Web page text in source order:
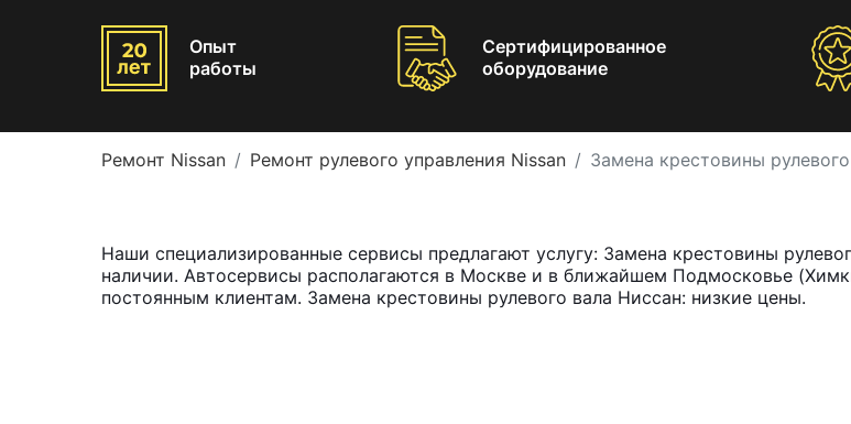
Опыт
работы
Сертифицированное
оборудование
Ремонт Nissan Ремонт рулевого управления Nissan Замена крестовины
Наши специализированные сервисы предлагают услугу: Замена крестовины
наличии. Автосервисы располагаются в Москве и в ближайшем Подмосковье
постоянным клиентам. Замена крестовины рулевого вала Ниссан: низкие цены.